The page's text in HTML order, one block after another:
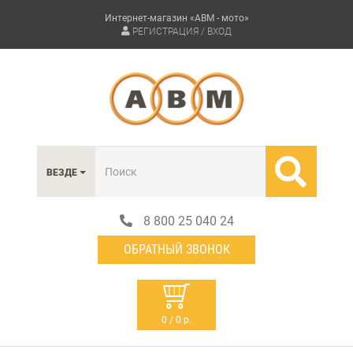
Интернет-магазин «АВМ - мото»
РЕГИСТРАЦИЯ / ВХОД
ВЕЗДЕ
8 800 25 040 24
ОБРАТНЫЙ ЗВОНОК
0 / 0 р.